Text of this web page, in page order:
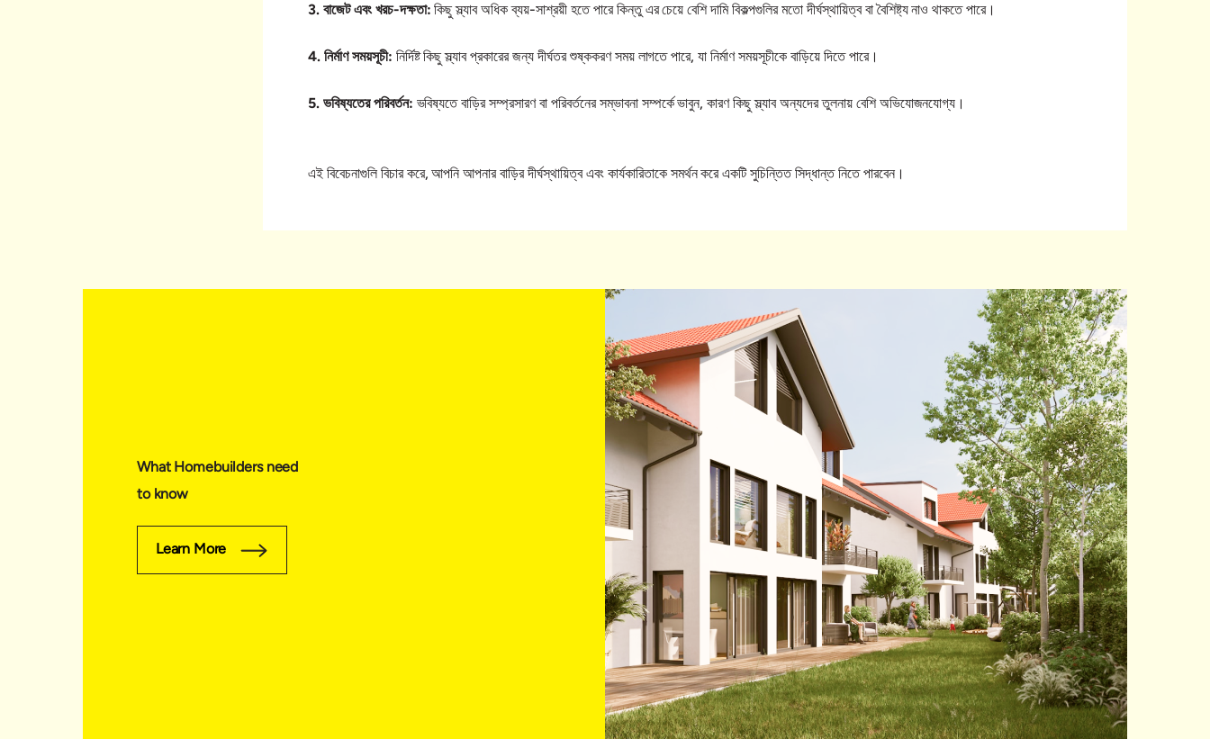
3. বাজেট এবং খরচ-দক্ষতা: কিছু স্ল্যাব অধিক ব্যয়-সাশ্রয়ী হতে পারে কিন্তু এর চেয়ে বেশি দামি বিকল্পগুলির মতো দীর্ঘস্থায়িত্ব বা বৈশিষ্ট্য নাও থাকতে পারে।
4. নির্মাণ সময়সূচী: নির্দিষ্ট কিছু স্ল্যাব প্রকারের জন্য দীর্ঘতর শুষ্ককরণ সময় লাগতে পারে, যা নির্মাণ সময়সূচীকে বাড়িয়ে দিতে পারে।
5. ভবিষ্যতের পরিবর্তন: ভবিষ্যতে বাড়ির সম্প্রসারণ বা পরিবর্তনের সম্ভাবনা সম্পর্কে ভাবুন, কারণ কিছু স্ল্যাব অন্যদের তুলনায় বেশি অভিযোজনযোগ্য।
এই বিবেচনাগুলি বিচার করে, আপনি আপনার বাড়ির দীর্ঘস্থায়িত্ব এবং কার্যকারিতাকে সমর্থন করে একটি সুচিন্তিত সিদ্ধান্ত নিতে পারবেন।
What Homebuilders need
to know
Learn More